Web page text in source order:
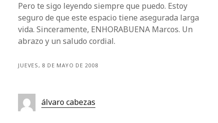
Pero te sigo leyendo siempre que puedo. Estoy
seguro de que este espacio tiene asegurada larga
vida. Sinceramente, ENHORABUENA Marcos. Un
abrazo y un saludo cordial.
JUEVES, 8 DE MAYO DE 2008
álvaro cabezas